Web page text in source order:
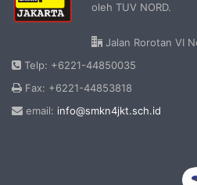
oleh TUV NORD.
Jalan Rorotan VI
Telp: +6221-44850035
Fax: +6221-44853818
email: info@smkn4jkt.sch.id